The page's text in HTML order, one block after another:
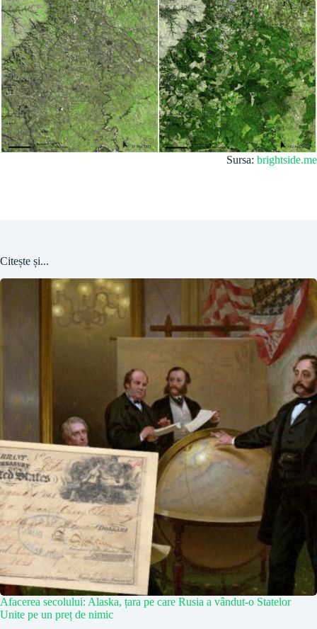
Sursa: brightside.me
Citește și...
Afacerea secolului: Alaska, țara pe care Rusia a vândut-o Statelor
Unite pe un preț de nimic